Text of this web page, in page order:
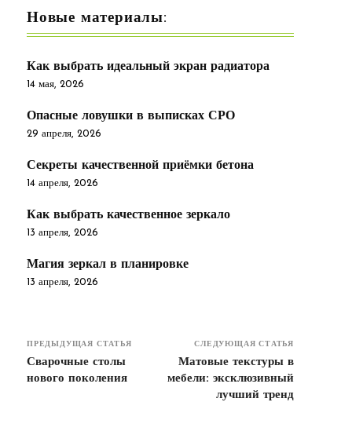
Новые материалы:
Как выбрать идеальный экран радиатора
14 мая, 2026
Опасные ловушки в выписках СРО
29 апреля, 2026
Секреты качественной приёмки бетона
14 апреля, 2026
Как выбрать качественное зеркало
13 апреля, 2026
Магия зеркал в планировке
13 апреля, 2026
ПРЕДЫДУЩАЯ СТАТЬЯ
Сварочные столы
нового поколения
СЛЕДУЮЩАЯ СТАТЬЯ
Матовые текстуры в
мебели: эксклюзивный
лучший тренд